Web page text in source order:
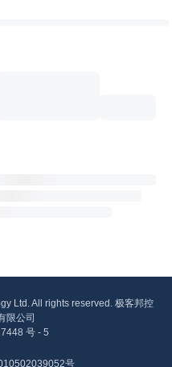
Ltd. All rights reserved. 极客邦控
限公司
号 - 5
号